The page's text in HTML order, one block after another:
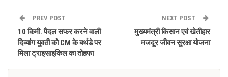
PREV POST
10 किमी. पैदल सफर करने वाली
दिव्यांग युवती को CM के बर्थडे पर
मिला ट्राइसाइकिल का तोहफा
NEXT POST
मुख्यमंत्री किसान एवं खेतीहार
मजदूर जीवन सुरक्षा योजना